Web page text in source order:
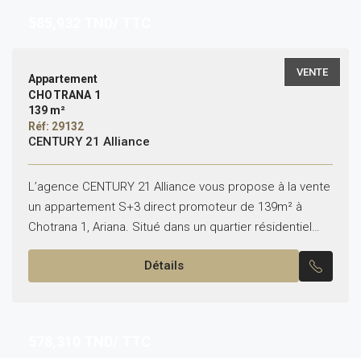
VENTE
Appartement
CHOTRANA 1
139 m²
Réf: 29132
CENTURY 21 Alliance
L’agence CENTURY 21 Alliance vous propose à la vente
un appartement S+3 direct promoteur de 139m² à
Chotrana 1, Ariana. Situé dans un quartier résidentiel
recherché, cet appartement de haut standing,
Détails